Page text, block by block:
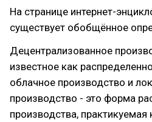
На странице интернет-
существует обобщённое
Децентрализованное
известное как
облачное производство и
производство - это форма
производства,